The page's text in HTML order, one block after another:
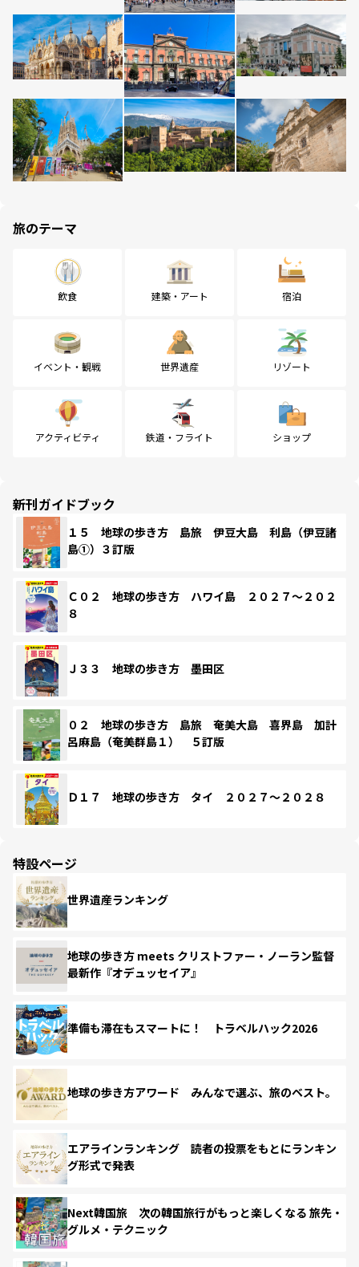
旅のテーマ
飲食 建築・アート 宿泊
イベント・観戦 世界遺産 リゾート
アクティビティ 鉄道・フライト ショップ
新刊ガイドブック
１５ 地球の歩き方 島旅 伊豆大島 利島（伊豆諸
島①）３訂版
Ｃ０２ 地球の歩き方 ハワイ島 ２０２７～２０２
８
Ｊ３３ 地球の歩き方 墨田区
０２ 地球の歩き方 島旅 奄美大島 喜界島 加計
呂麻島（奄美群島１） ５訂版
Ｄ１７ 地球の歩き方 タイ ２０２７～２０２８
特設ページ
世界遺産ランキング
地球の歩き方 meets クリストファー・ノーラン監督
最新作『オデュッセイア』
準備も滞在もスマートに！ トラベルハック2026
地球の歩き方アワード みんなで選ぶ、旅のベスト。
エアラインランキング 読者の投票をもとにランキン
グ形式で発表
Next韓国旅 次の韓国旅行がもっと楽しくなる 旅先・
グルメ・テクニック